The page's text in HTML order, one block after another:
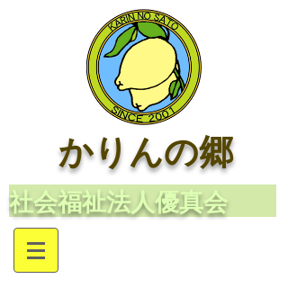
かりんの郷
​社会福祉法人優真会